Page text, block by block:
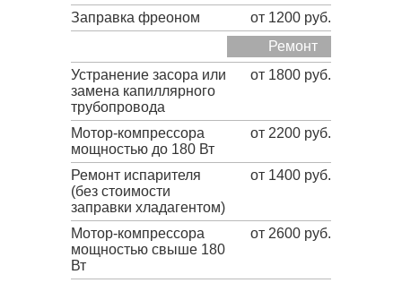
Заправка фреоном
от 1200 руб.
Ремонт
Устранение засора или
замена капиллярного
трубопровода
от 1800 руб.
Мотор-компрессора
мощностью до 180 Вт
от 2200 руб.
Ремонт испарителя
(без стоимости
заправки хладагентом)
от 1400 руб.
Мотор-компрессора
мощностью свыше 180
Вт
от 2600 руб.